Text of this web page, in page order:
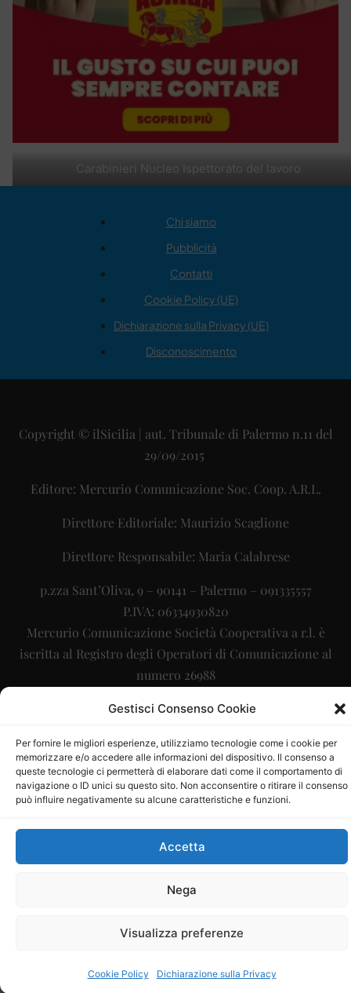
Gestisci Consenso Cookie
Per fornire le migliori esperienze, utilizziamo tecnologie come i cookie per
memorizzare e/o accedere alle informazioni del dispositivo. Il consenso a
queste tecnologie ci permetterà di elaborare dati come il comportamento di
navigazione o ID unici su questo sito. Non acconsentire o ritirare il consenso
può influire negativamente su alcune caratteristiche e funzioni.
Accetta
Nega
Visualizza preferenze
Cookie Policy Dichiarazione sulla Privacy
Carabinieri Nucleo Ispettorato del lavoro
Chi siamo
Pubblicità
Contatti
Cookie Policy (UE)
Dichiarazione sulla Privacy (UE)
Disconoscimento
Copyright © ilSicilia | aut. Tribunale di Palermo n.11 del
29/09/2015
Editore: Mercurio Comunicazione Soc. Coop. A.R.L.
Direttore Editoriale: Maurizio Scaglione
Direttore Responsabile: Maria Calabrese
p.zza Sant’Oliva, 9 – 90141 – Palermo – 091335557
P.IVA: 06334930820
Mercurio Comunicazione Società Cooperativa a r.l. è
iscritta al Registro degli Operatori di Comunicazione al
numero 26988
Sito gestito daLa Digitale srl–info@ladigitale.it